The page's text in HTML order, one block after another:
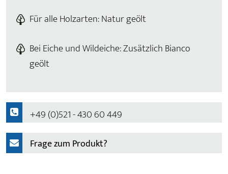
Für alle Holzarten: Natur geölt
Bei Eiche und Wildeiche: Zusätzlich Bianco
geölt
+49 (0)521 - 430 60 449
Frage zum Produkt?